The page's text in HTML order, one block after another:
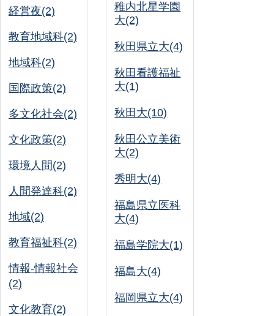
経営夜(2)
教育地域科(2)
地域科(2)
国際政策(2)
多文化社会(2)
文化政策(2)
環境人間(2)
人間発達科(2)
地域(2)
教育福祉科(2)
情報-情報社会
(2)
文化教育(2)
稚内北星学園
大(2)
秋田県立大(4)
秋田看護福祉
大(1)
秋田大(10)
秋田公立美術
大(2)
秀明大(4)
福島県立医科
大(4)
福島学院大(1)
福島大(4)
福岡県立大(4)